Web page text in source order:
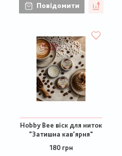
Повідомити
Hobby Bee віск для ниток
"Затишна кав'ярня"
180 грн